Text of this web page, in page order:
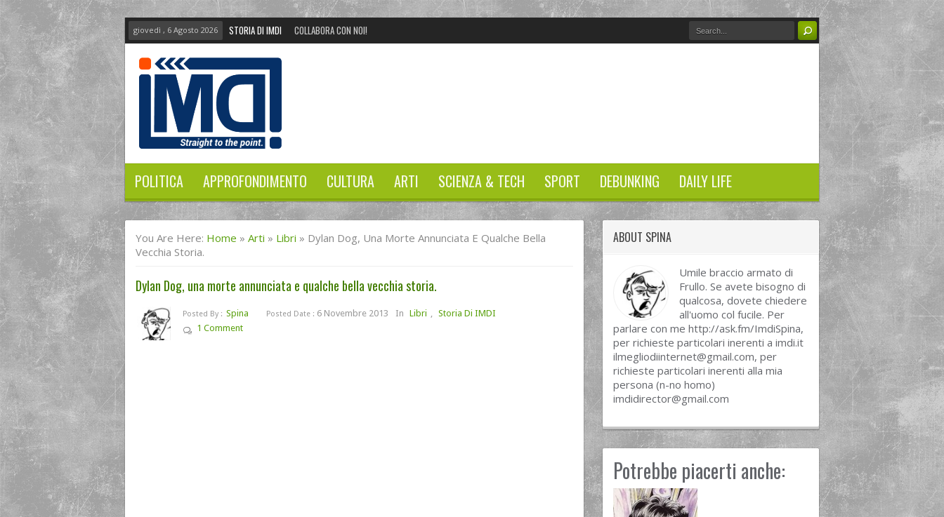
giovedì , 6 Agosto 2026 STORIA DI IMDI COLLABORA CON NOI!
POLITICA APPROFONDIMENTO CULTURA ARTI SCIENZA & TECH SPORT DEBUNKING DAILY LIFE
You Are Here: Home » Arti » Libri » Dylan Dog, Una Morte Annunciata E Qualche Bella
Vecchia Storia.
Dylan Dog, una morte annunciata e qualche bella vecchia storia.
Posted By : Spina Posted Date : 6 Novembre 2013 In Libri , Storia Di IMDI
1 Comment
ABOUT SPINA
Umile braccio armato di
Frullo. Se avete bisogno di
qualcosa, dovete chiedere
all'uomo col fucile. Per
parlare con me http://ask.fm/ImdiSpina,
per richieste particolari inerenti a imdi.it
ilmegliodiinternet@gmail.com, per
richieste particolari inerenti alla mia
persona (n-no homo)
imdidirector@gmail.com
Potrebbe piacerti anche: